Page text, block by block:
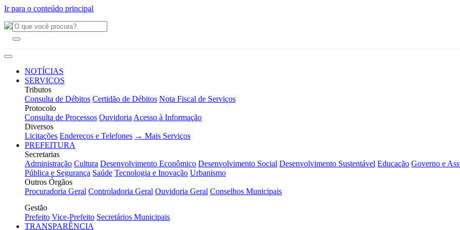
Ir para o conteúdo principal
NOTÍCIAS
SERVIÇOS
Tributos
Consulta de Débitos Certidão de Débitos Nota Fiscal de Serviços
Protocolo
Consulta de Processos Ouvidoria Acesso à Informação
Diversos
Licitações Endereços e Telefones → Mais Serviços
PREFEITURA
Secretarias
Administração Cultura Desenvolvimento Econômico Desenvolvimento Social Desenvolvimento Sustentável Educação Governo e
Pública e Segurança Saúde Tecnologia e Inovação Urbanismo
Outros Órgãos
Procuradoria Geral Controladoria Geral Ouvidoria Geral Conselhos Municipais
Gestão
Prefeito Vice-Prefeito Secretários Municipais
TRANSPARÊNCIA